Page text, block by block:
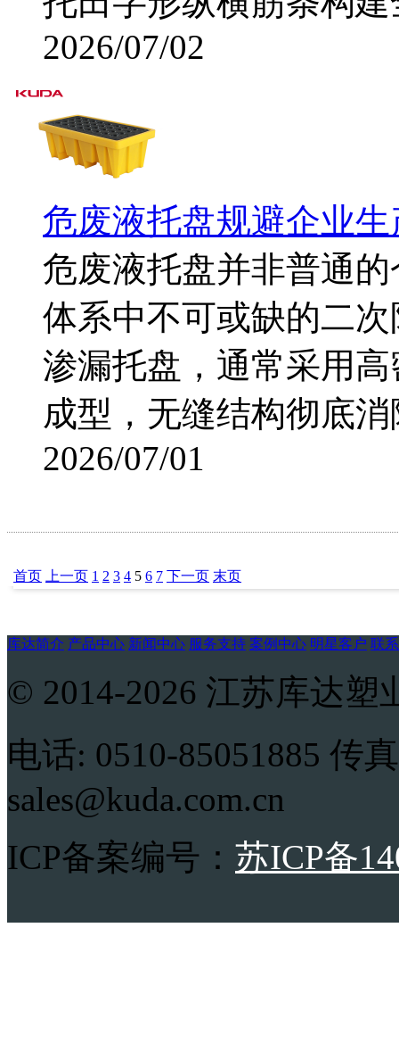
2026/07/02
危废液托盘规避企业
危废液托盘并非普通
体系中不可或缺的二
渗漏托盘，通常采用
成型，无缝结构彻底消
2026/07/01
首页 上一页 1 2 3 4 5 6 7 下一页 末页
库达简介 产品中心 新闻中心 服务支持 案例中心 明星客户 联
© 2014-2026 江苏库达
电话: 0510-85051885 传
sales@kuda.com.cn
ICP备案编号： 苏ICP备